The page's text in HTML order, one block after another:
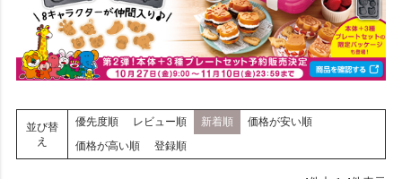
並び替
え
優先度順 レビュー順 新着順
価格が安い順
価格が高い順
登録順